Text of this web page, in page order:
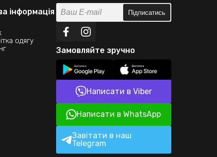
інформація
одягу
Підписатись
Замовляйте зручно
Написати в Viber
Написати в WhatsApp
Завітати в наш
Telegram